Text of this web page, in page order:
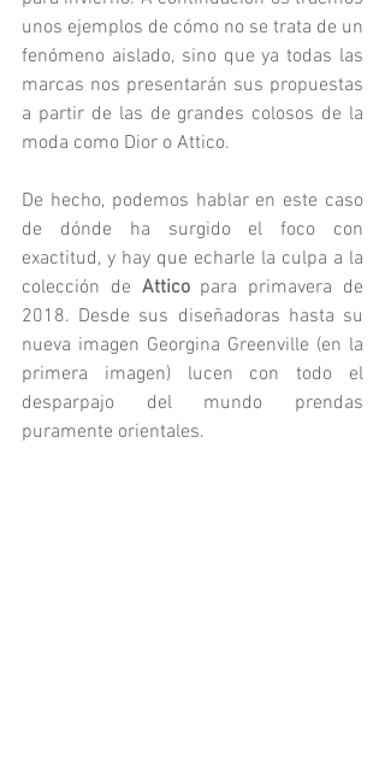
unos ejemplos de cómo no se trata de un
fenómeno aislado, sino que ya todas las
marcas nos presentarán sus propuestas
a partir de las de grandes colosos de la
moda como Dior o Attico.
De hecho, podemos hablar en este caso
de dónde ha surgido el foco con
exactitud, y hay que echarle la culpa a la
colección de Attico para primavera de
2018. Desde sus diseñadoras hasta su
nueva imagen Georgina Greenville (en la
primera imagen) lucen con todo el
desparpajo del mundo prendas
puramente orientales.